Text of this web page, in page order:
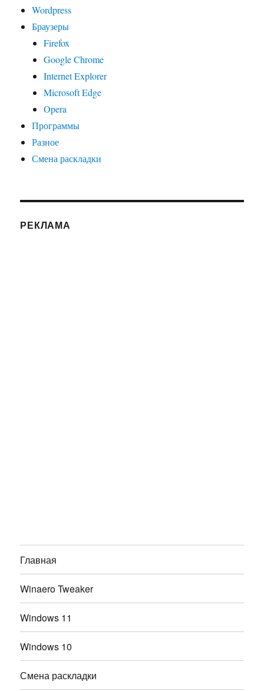
Wordpress
Браузеры
Firefox
Google Chrome
Internet Explorer
Microsoft Edge
Opera
Программы
Разное
Смена раскладки
РЕКЛАМА
Главная
Winaero Tweaker
Windows 11
Windows 10
Смена раскладки